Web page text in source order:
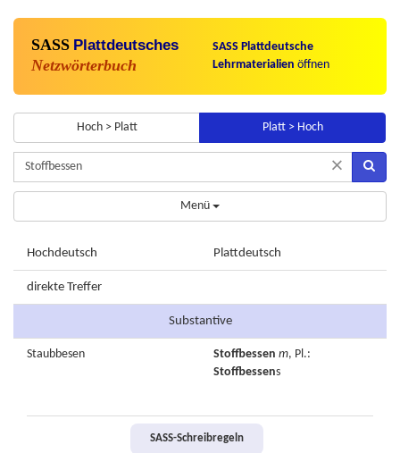
SASS Plattdeutsches
Netzwörterbuch
SASS Plattdeutsche
Lehrmaterialien öffnen
Hoch > Platt Platt > Hoch
×
Menü
Hochdeutsch Plattdeutsch
direkte Treffer
Substantive
Staubbesen Stoffbessen m, Pl.:
Stoffbessens
SASS-Schreibregeln